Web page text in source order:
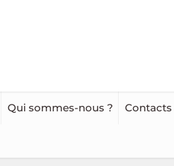
Qui sommes-nous ? Contacts